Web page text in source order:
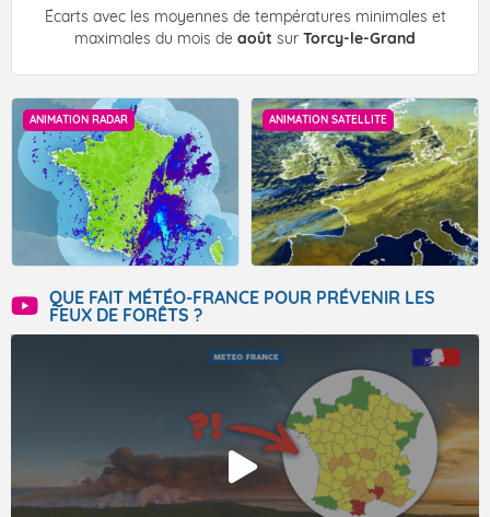
Écarts avec les moyennes de températures minimales et
maximales du mois de août sur Torcy-le-Grand
ANIMATION RADAR ANIMATION SATELLITE
QUE FAIT MÉTÉO-FRANCE POUR PRÉVENIR LES
FEUX DE FORÊTS ?